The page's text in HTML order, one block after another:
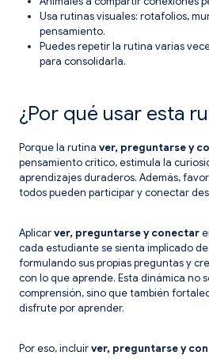
Usa rutinas visuales: rotafolios,
pensamiento.
Puedes repetir la rutina varias
para consolidarla.
¿Por qué usar esta
Porque la rutina ver, preguntarse y
pensamiento crítico, estimula la
aprendizajes duraderos. Además,
todos pueden participar y conectar
Aplicarver, preguntarse y conectar
cada estudiante se sienta implicado
formulando sus propias preguntas y
con lo que aprende. Esta dinámica no
comprensión, sino que también
disfrute por aprender.
Por eso, incluirver, preguntarse y